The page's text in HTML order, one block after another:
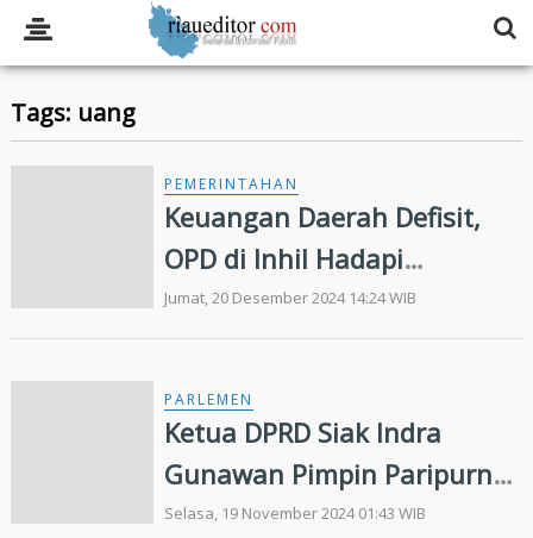
Tags: uang
PEMERINTAHAN
Keuangan Daerah Defisit,
OPD di Inhil Hadapi
Ketidakpastian
Jumat, 20 Desember 2024 14:24 WIB
PARLEMEN
Ketua DPRD Siak Indra
Gunawan Pimpin Paripurna
Penyampaian Nota
Selasa, 19 November 2024 01:43 WIB